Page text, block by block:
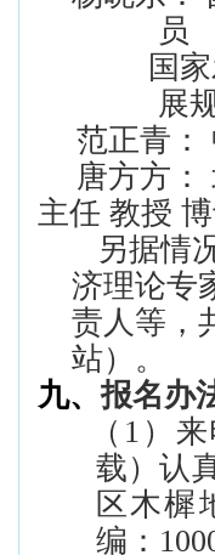
员
国家发展
展
范正青：
唐方方：
主任 教授
另据情况
济理论专
责人等，
站）。
九、报名办
（ 1 ）
载）认
区木樨
编：